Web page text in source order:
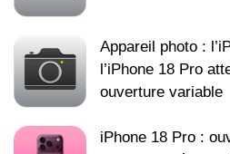
Appareil photo :
l’iPhone 18 Pro
ouverture variable
iPhone 18 Pro :